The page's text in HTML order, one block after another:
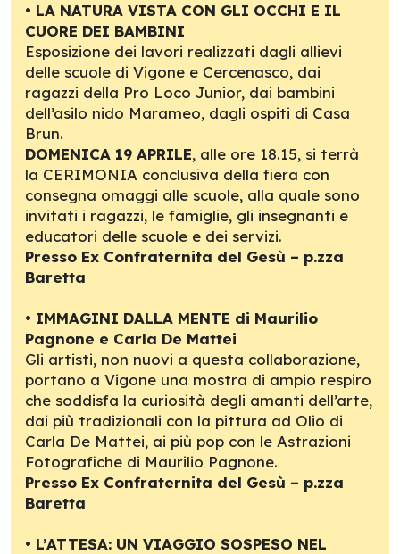
• LA NATURA VISTA CON GLI OCCHI E IL
CUORE DEI BAMBINI
Esposizione dei lavori realizzati dagli allievi
delle scuole di Vigone e Cercenasco, dai
ragazzi della Pro Loco Junior, dai bambini
dell’asilo nido Marameo, dagli ospiti di Casa
Brun.
DOMENICA 19 APRILE, alle ore 18.15, si terrà
la CERIMONIA conclusiva della fiera con
consegna omaggi alle scuole, alla quale sono
invitati i ragazzi, le famiglie, gli insegnanti e
educatori delle scuole e dei servizi.
Presso Ex Confraternita del Gesù – p.zza
Baretta
• IMMAGINI DALLA MENTE di Maurilio
Pagnone e Carla De Mattei
Gli artisti, non nuovi a questa collaborazione,
portano a Vigone una mostra di ampio respiro
che soddisfa la curiosità degli amanti dell’arte,
dai più tradizionali con la pittura ad Olio di
Carla De Mattei, ai più pop con le Astrazioni
Fotografiche di Maurilio Pagnone.
Presso Ex Confraternita del Gesù – p.zza
Baretta
• L’ATTESA: UN VIAGGIO SOSPESO NEL